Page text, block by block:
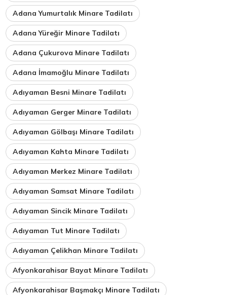
Adana Yumurtalık Minare Tadilatı
Adana Yüreğir Minare Tadilatı
Adana Çukurova Minare Tadilatı
Adana İmamoğlu Minare Tadilatı
Adıyaman Besni Minare Tadilatı
Adıyaman Gerger Minare Tadilatı
Adıyaman Gölbaşı Minare Tadilatı
Adıyaman Kahta Minare Tadilatı
Adıyaman Merkez Minare Tadilatı
Adıyaman Samsat Minare Tadilatı
Adıyaman Sincik Minare Tadilatı
Adıyaman Tut Minare Tadilatı
Adıyaman Çelikhan Minare Tadilatı
Afyonkarahisar Bayat Minare Tadilatı
Afyonkarahisar Başmakçı Minare Tadilatı